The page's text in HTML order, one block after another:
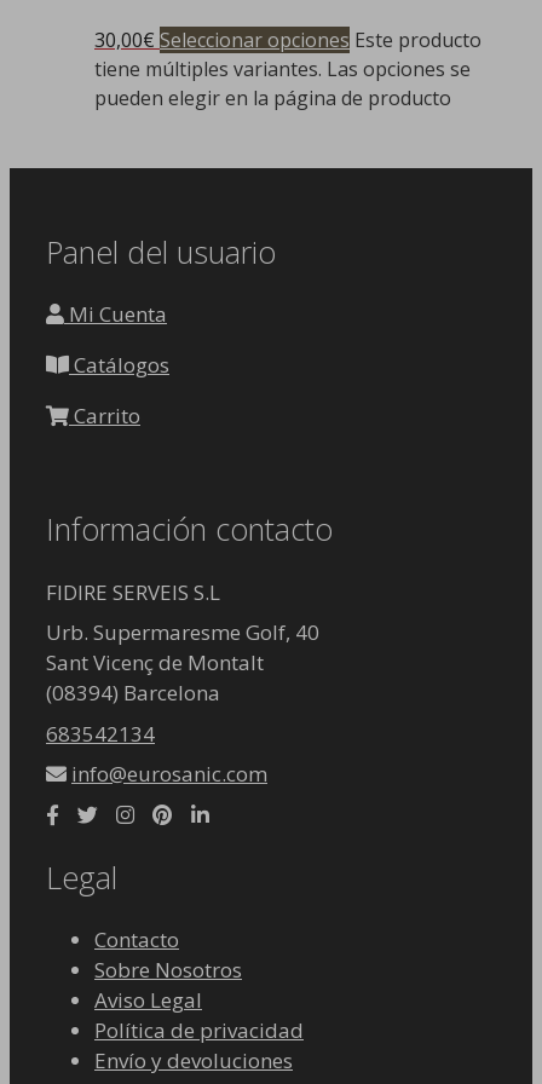
30,00€ Seleccionar opciones Este producto
tiene múltiples variantes. Las opciones se
pueden elegir en la página de producto
Panel del usuario
Mi Cuenta
Catálogos
Carrito
Información contacto
FIDIRE SERVEIS S.L
Urb. Supermaresme Golf, 40
Sant Vicenç de Montalt
(08394) Barcelona
683542134
info@eurosanic.com
Legal
Contacto
Sobre Nosotros
Aviso Legal
Política de privacidad
Envío y devoluciones